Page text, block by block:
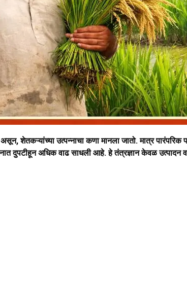
शेतकऱ्यांच्या उत्पन्नाचा कणा मानला जातो. मात्र
दुपटीहून अधिक वाढ साधली आहे. हे तंत्रज्ञान केवळ उत्पादन